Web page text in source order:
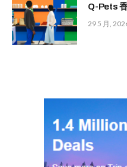
Q-Pets
29 5 月,